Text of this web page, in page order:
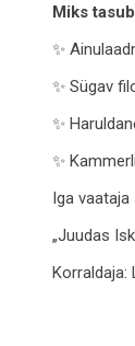
Miks
✨
✨ Sügav
✨
✨
Iga
„Juudas
Korraldaja: